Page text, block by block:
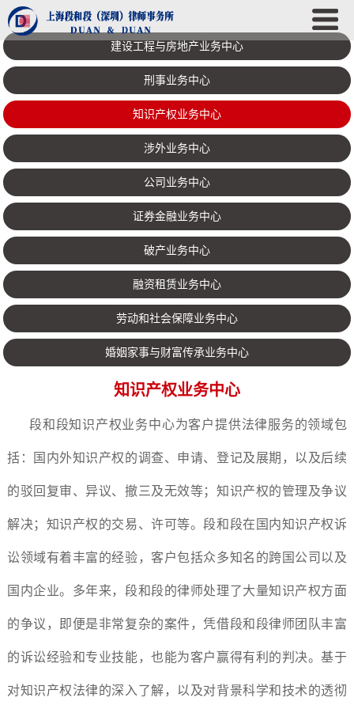
建设工程与房地产业务中心
刑事业务中心
知识产权业务中心
涉外业务中心
公司业务中心
证券金融业务中心
破产业务中心
融资租赁业务中心
劳动和社会保障业务中心
婚姻家事与财富传承业务中心
知识产权业务中心
段和段知识产权业务中心为客户提供法律服务的领域包
括：国内外知识产权的调查、申请、登记及展期，以及后续
的驳回复审、异议、撤三及无效等；知识产权的管理及争议
解决；知识产权的交易、许可等。段和段在国内知识产权诉
讼领域有着丰富的经验，客户包括众多知名的跨国公司以及
国内企业。多年来，段和段的律师处理了大量知识产权方面
的争议，即便是非常复杂的案件，凭借段和段律师团队丰富
的诉讼经验和专业技能，也能为客户赢得有利的判决。基于
对知识产权法律的深入了解， 以及对背景科学和技术的透彻